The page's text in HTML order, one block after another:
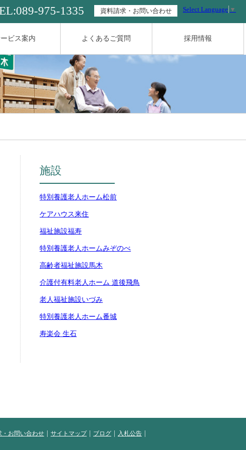
ビス案内 よくあるご質問 採用情報
089-975-1335 資料請求・お問い合わせ Select Language ▼
施設
特別養護老人ホーム松前
ケアハウス来住
福祉施設福寿
特別養護老人ホームみぞのべ
高齢者福祉施設馬木
介護付有料老人ホーム 道後飛鳥
老人福祉施設いづみ
特別養護老人ホーム番城
寿楽会 生石
・お問い合わせ サイトマップ ブログ
入札公告